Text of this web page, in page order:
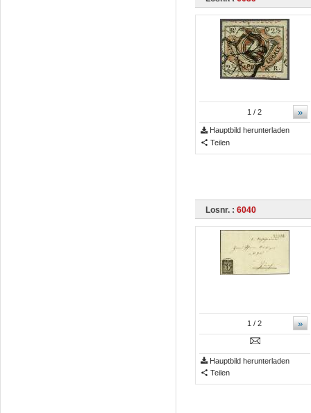
»
1/ 2
Hauptbild herunterladen
Teilen
Losnr. : 6040
»
1 / 2
Hauptbild herunterladen
Teilen